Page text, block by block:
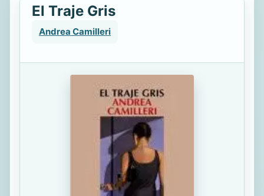
El Traje Gris
Andrea Camilleri